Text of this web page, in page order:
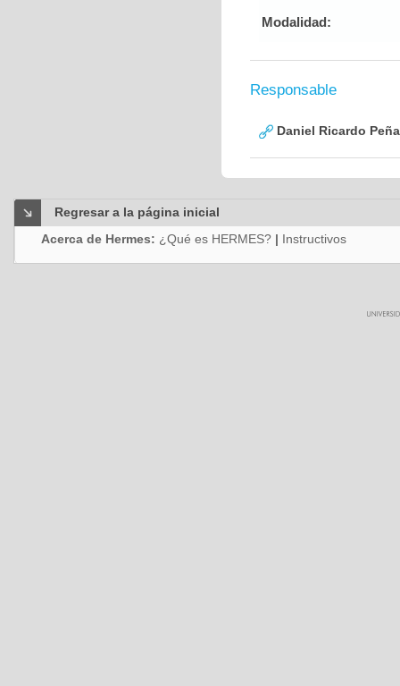
Modalidad:
Responsable
Daniel Ricardo
Regresar a la página inicial
Acerca de Hermes: ¿Qué es HERMES? | Instructivos